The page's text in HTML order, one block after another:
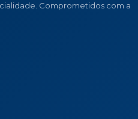
Comprometidos com a